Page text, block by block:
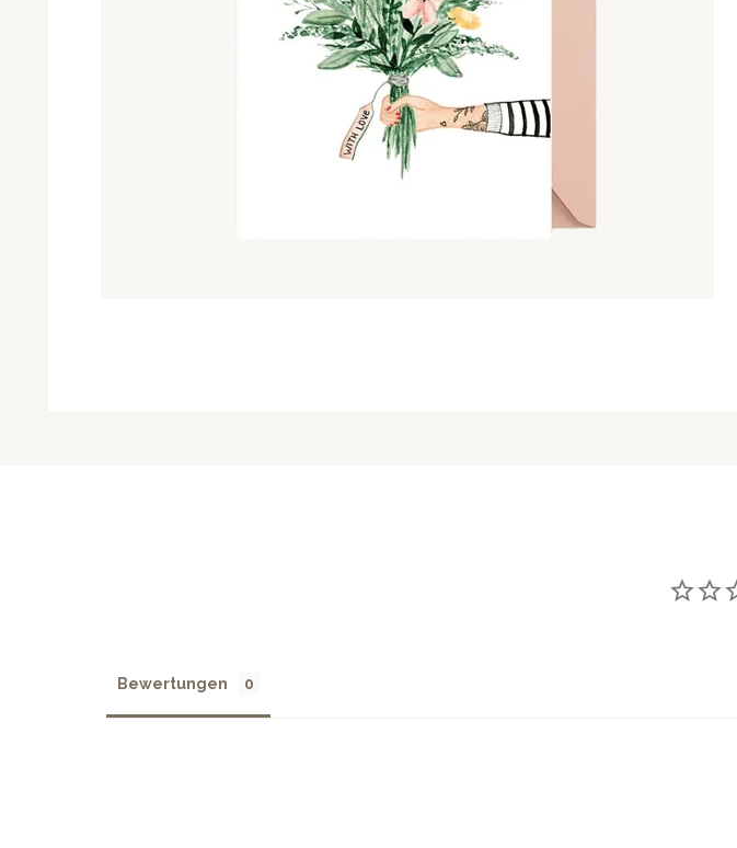
Bewertungen